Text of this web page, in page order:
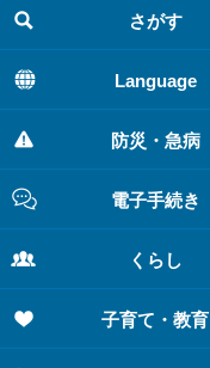
本
文
へ
さがす
Language
防災・急病
電子手続き
くらし
子育て・教育